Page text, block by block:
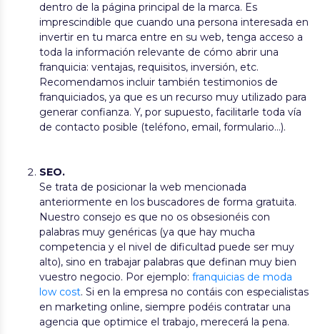
dentro de la página principal de la marca. Es
imprescindible que cuando una persona interesada en
invertir en tu marca entre en su web, tenga acceso a
toda la información relevante de cómo abrir una
franquicia: ventajas, requisitos, inversión, etc.
Recomendamos incluir también testimonios de
franquiciados, ya que es un recurso muy utilizado para
generar confianza. Y, por supuesto, facilitarle toda vía
de contacto posible (teléfono, email, formulario…).
SEO.
Se trata de posicionar la web mencionada
anteriormente en los buscadores de forma gratuita.
Nuestro consejo es que no os obsesionéis con
palabras muy genéricas (ya que hay mucha
competencia y el nivel de dificultad puede ser muy
alto), sino en trabajar palabras que definan muy bien
vuestro negocio. Por ejemplo: franquicias de moda
low cost. Si en la empresa no contáis con especialistas
en marketing online, siempre podéis contratar una
agencia que optimice el trabajo, merecerá la pena.